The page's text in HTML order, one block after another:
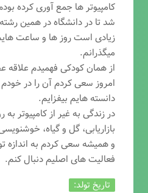
کامپیوتر ها جمع آوری کرده
شد تا در دانشگاه در همین
زیادی است روز ها و ساعت هایم
میگذرانم.
از همان کودکی فهمیدم علاقه
امروز سعی کردم آن را در
دانسته هایم بیفزایم.
در زندگی به غیر از کامپیوتر
بازاریابی، گل و گیاه،
و همیشه سعی کردم به اندازه
فعالیت های اصلیم دنبال کنم.
تاریخ تولد: